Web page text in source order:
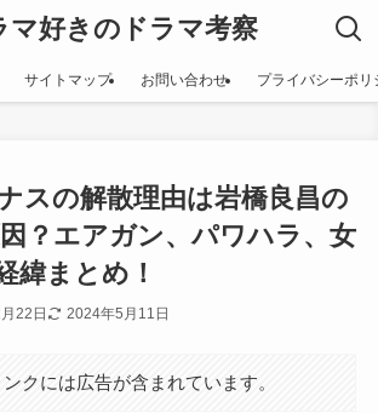
マ好きのドラマ考察
サイトマップ お問い合わせ プライバシーポ
スの解散理由は岩橋良昌の
？エアガン、パワハラ、女
緯まとめ！
22日 2024年5月11日
クには広告が含まれています。